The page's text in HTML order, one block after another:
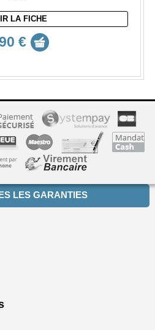
LA FICHE
€
LES GARANTIES